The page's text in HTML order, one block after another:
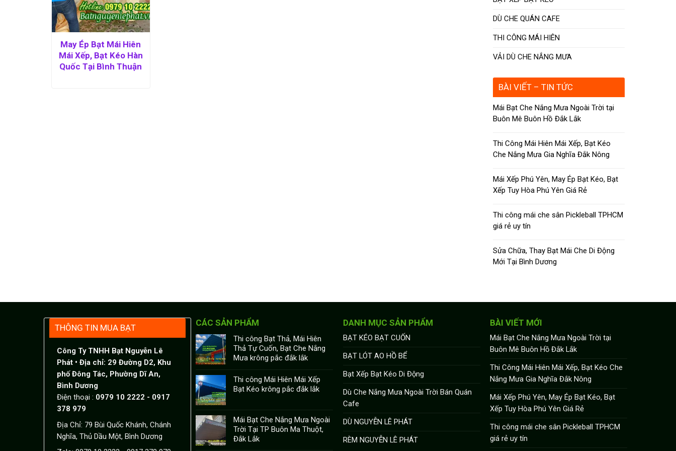
May Ép Bạt Mái Hiên
Mái Xếp, Bạt Kéo Hàn
Quốc Tại Bình Thuận
DÙ CHE QUÁN CAFE
THI CÔNG MÁI HIÊN
VẢI DÙ CHE NẮNG MƯA
BÀI VIẾT – TIN TỨC
Mái Bạt Che Nắng Mưa Ngoài Trời tại
Buôn Mê Buôn Hồ Đắk Lắk
Thi Công Mái Hiên Mái Xếp, Bạt Kéo
Che Nắng Mưa Gia Nghĩa Đắk Nông
Mái Xếp Phú Yên, May Ép Bạt Kéo, Bạt
Xếp Tuy Hòa Phú Yên Giá Rẻ
Thi công mái che sân Pickleball TPHCM
giá rẻ uy tín
Sửa Chữa, Thay Bạt Mái Che Di Động
Mới Tại Bình Dương
THÔNG TIN MUA BẠT
Công Ty TNHH Bạt Nguyễn Lê
Phát • Địa chỉ: 29 Đường D2, Khu
phố Đông Tác, Phường Dĩ An,
Bình Dương
Điện thoại : 0979 10 2222 - 0917
378 979
Địa Chỉ: 79 Bùi Quốc Khánh, Chánh
Nghĩa, Thủ Dầu Một, Bình Dương
CÁC SẢN PHẨM
Thi công Bạt Thả, Mái Hiên
Thả Tự Cuốn, Bạt Che Nắng
Mưa krông pắc đắk lắk
Thi công Mái Hiên Mái Xếp
Bạt Kéo krông pắc đắk lắk
Mái Bạt Che Nắng Mưa Ngoài
Trời Tại TP Buôn Ma Thuột,
Đắk Lắk
DANH MỤC SẢN PHẨM
BẠT KÉO BẠT CUỐN
BẠT LÓT AO HỒ BỂ
Bạt Xếp Bạt Kéo Di Động
Dù Che Nắng Mưa Ngoài Trời Bán Quán
Cafe
DÙ NGUYỄN LÊ PHÁT
RÈM NGUYỄN LÊ PHÁT
BÀI VIẾT MỚI
Mái Bạt Che Nắng Mưa Ngoài Trời tại
Buôn Mê Buôn Hồ Đắk Lắk
Thi Công Mái Hiên Mái Xếp, Bạt Kéo Che
Nắng Mưa Gia Nghĩa Đắk Nông
Mái Xếp Phú Yên, May Ép Bạt Kéo, Bạt
Xếp Tuy Hòa Phú Yên Giá Rẻ
Thi công mái che sân Pickleball TPHCM
giá rẻ uy tín